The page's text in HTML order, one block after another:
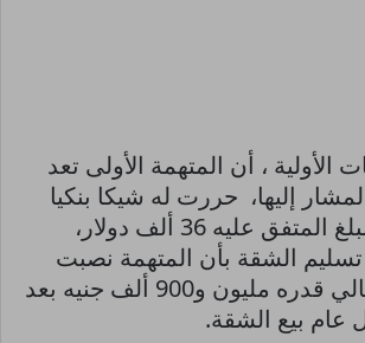
، أن المتهمة الأولى تعد
إليها، حررت له شيكا بنكيا
بدون رصيد بالمبلغ المتفق عليه 36 ألف دولار،
تسليم الشقة بأن المتهمة نصبت
عليه في مبلغ مالي قدره مليون و900 ألف جنيه بعد
عام بيع الشقة.